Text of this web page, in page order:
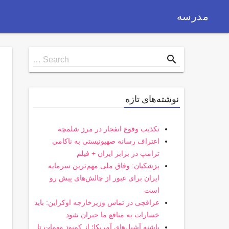
مدرسه
Search
for
Search … search
نوشته‌های تازه
تکذیب وقوع انفجار در مرز شلمچه
اعتراف رسانه صهیونیستی به ناکامی
ترامپ در برابر ایران + فیلم
پزشکیان: وفاق ملی مهم‌ترین سرمایه
ایران برای عبور از چالش‌های پیش رو
است
عراقچی در تماس وزیرخارجه اوکراین: باید
خسارات به منافع ما جبران شود
پاشنه آشیل‌های آمریکا؛ از کمبود مهمات تا